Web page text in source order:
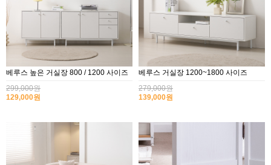
베루스 높은 거실장 800 / 1200 사이즈
299,000원
129,000원
베루스 거실장 1200~1800 사이즈
279,000원
139,000원